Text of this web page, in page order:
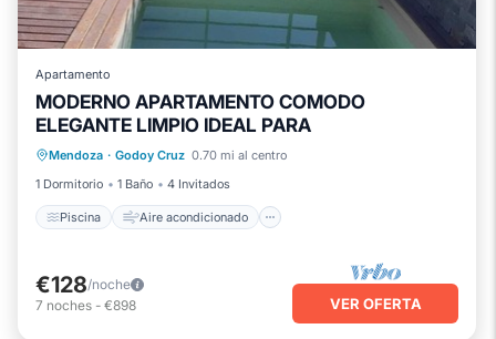
Apartamento
MODERNO APARTAMENTO COMODO
ELEGANTE LIMPIO IDEAL PARA
Mendoza · Godoy Cruz 0.70 mi al centro
1 Dormitorio
1 Baño 4 Invitados
Piscina Aire acondicionado
Piscina Aire acondicionado
Se admiten mascotas
€128/noche
7 noches - €898 VER OFERTA